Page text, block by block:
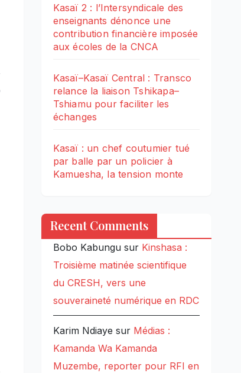
Kasaï 2 : l’Intersyndicale des
enseignants dénonce une
contribution financière imposée
aux écoles de la CNCA
Kasaï–Kasaï Central : Transco
relance la liaison Tshikapa–
Tshiamu pour faciliter les
échanges
Kasaï : un chef coutumier tué
par balle par un policier à
Kamuesha, la tension monte
Recent Comments
Bobo Kabungusur Kinshasa :
Troisième matinée scientifique
du CRESH, vers une
souveraineté numérique en RDC
Karim Ndiaye sur Médias :
Kamanda Wa Kamanda
Muzembe, reporter pour RFI en